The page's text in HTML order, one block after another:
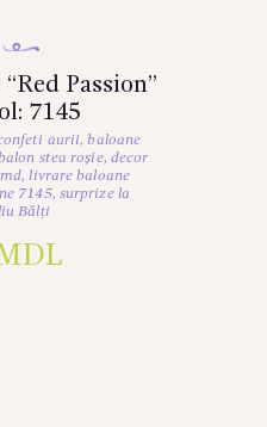
Passion”
7145
aurii,baloane
stea roșie, decor
,livrare baloane
7145, surprize la
Bălți